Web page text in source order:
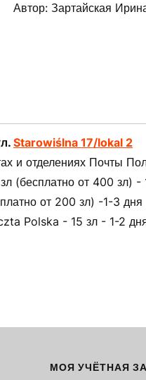
Автор: Зартайская
Starowiślna 17/lokal 2
и отделениях Почты
от 400 зл) -
от 200 зл) -1-3 дня
Polska - 15 зл - 1-2
МОЯ УЧЁТНАЯ